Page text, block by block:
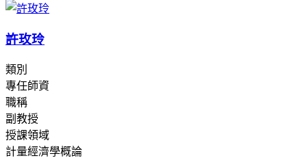
許玫玲
類別
專任師資
職稱
副教授
授課領域
計量經濟學概論